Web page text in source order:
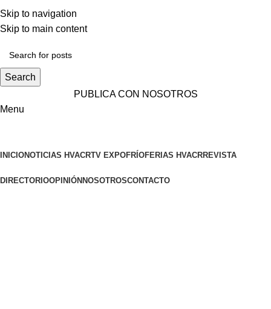
Skip to navigation
Skip to main content
ADD ANYTHING HERE OR JUST REMOVE IT…
Search
PUBLICA CON NOSOTROS
Menu
INICIONOTICIAS HVACRTV EXPOFRÍOFERIAS HVACRREVISTA
DIRECTORIOOPINIÓN NOSOTROSCONTACTO